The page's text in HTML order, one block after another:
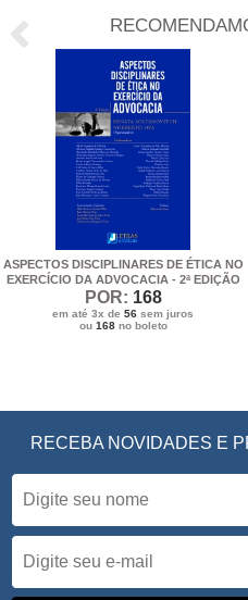
ASPECTOS DISCIPLINARES DE ÉTICA NO
EXERCÍCIO DA ADVOCACIA - 2ª EDIÇÃO
POR: 168
em até 3x de 56 sem juros
ou 168no boleto
RECEBA NOVIDADES E